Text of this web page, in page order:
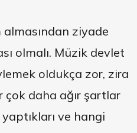
ziyade
olmalı. Müzik devlet
oldukça zor, zira
çok daha ağır şartlar
ve hangi